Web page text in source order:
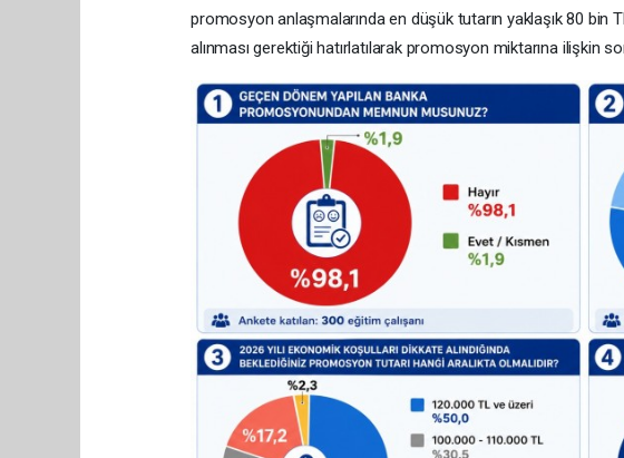
promosyon anlaşmalarında en düşük tutarın yaklaşık 80 bin
alınması gerektiği hatırlatılarak promosyon miktarına ilişkin